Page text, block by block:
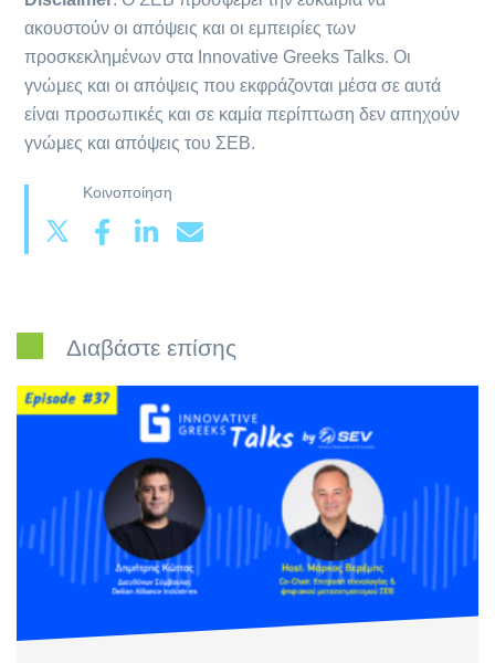
ακουστούν οι απόψεις και οι εμπειρίες των
προσκεκλημένων στα Innovative Greeks Talks. Οι
γνώμες και οι απόψεις που εκφράζονται μέσα σε αυτά
είναι προσωπικές και σε καμία περίπτωση δεν απηχούν
γνώμες και απόψεις του ΣΕΒ.
Κοινοποίηση
Διαβάστε επίσης